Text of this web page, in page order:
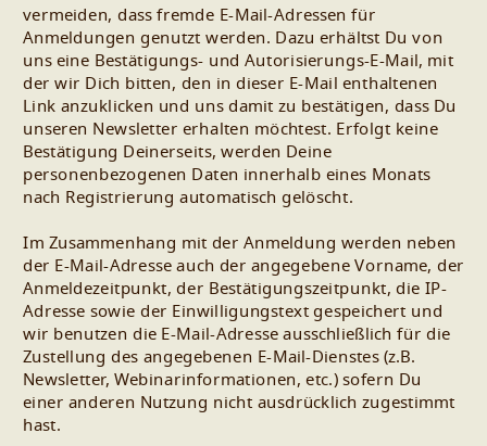
vermeiden, dass fremde E-Mail-Adressen für
Anmeldungen genutzt werden. Dazu erhältst Du von
uns eine Bestätigungs- und Autorisierungs-E-Mail, mit
der wir Dich bitten, den in dieser E-Mail enthaltenen
Link anzuklicken und uns damit zu bestätigen, dass Du
unseren Newsletter erhalten möchtest. Erfolgt keine
Bestätigung Deinerseits, werden Deine
personenbezogenen Daten innerhalb eines Monats
nach Registrierung automatisch gelöscht.
Im Zusammenhang mit der Anmeldung werden neben
der E-Mail-Adresse auch der angegebene Vorname, der
Anmeldezeitpunkt, der Bestätigungszeitpunkt, die IP-
Adresse sowie der Einwilligungstext gespeichert und
wir benutzen die E-Mail-Adresse ausschließlich für die
Zustellung des angegebenen E-Mail-Dienstes (z.B.
Newsletter, Webinarinformationen, etc.) sofern Du
einer anderen Nutzung nicht ausdrücklich zugestimmt
hast.